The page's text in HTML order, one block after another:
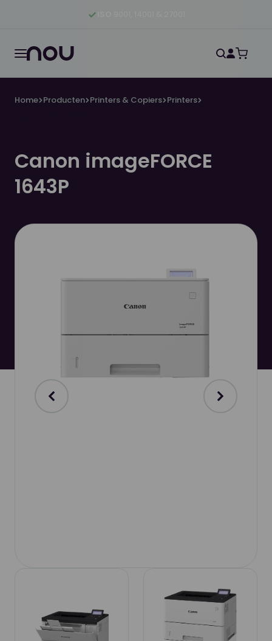
Ga naar hoofdinhoud
Ga naar hoofdnavigatie
Home Producten Printers & Copiers Printers
Canon imageFORCE
1643P